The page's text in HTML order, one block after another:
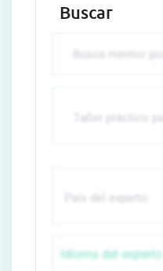
Buscar
Idioma del experto